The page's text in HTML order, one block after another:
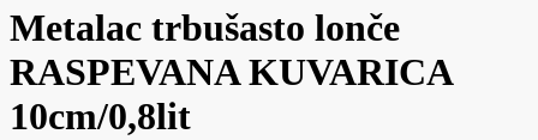
Metalac trbušasto lonče
RASPEVANA KUVARICA
10cm/0,8lit